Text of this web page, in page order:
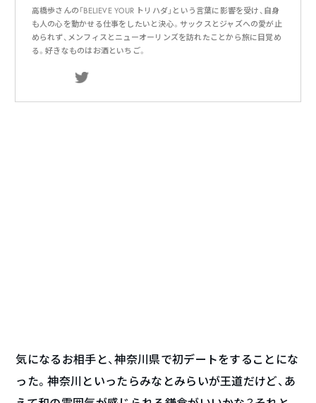
高橋歩さんの「BELIEVE YOUR トリハダ」という言葉に影響を受け、自身
も人の心を動かせる仕事をしたいと決心。サックスとジャズへの愛が止
められず、メンフィスとニューオーリンズを訪れたことから旅に目覚め
る。好きなものはお酒といちご。
気になるお相手と、神奈川県で初デートをすることにな
った。神奈川といったらみなとみらいが王道だけど、あ